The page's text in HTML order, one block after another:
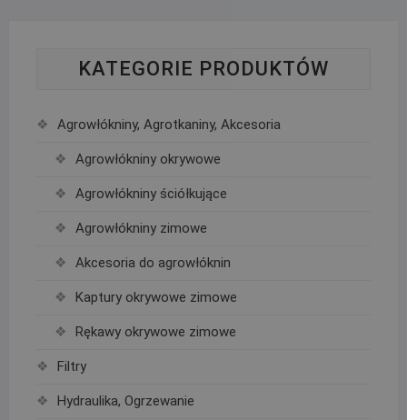
KATEGORIE PRODUKTÓW
Agrowłókniny, Agrotkaniny, Akcesoria
Agrowłókniny okrywowe
Agrowłókniny ściółkujące
Agrowłókniny zimowe
Akcesoria do agrowłóknin
Kaptury okrywowe zimowe
Rękawy okrywowe zimowe
Filtry
Hydraulika, Ogrzewanie